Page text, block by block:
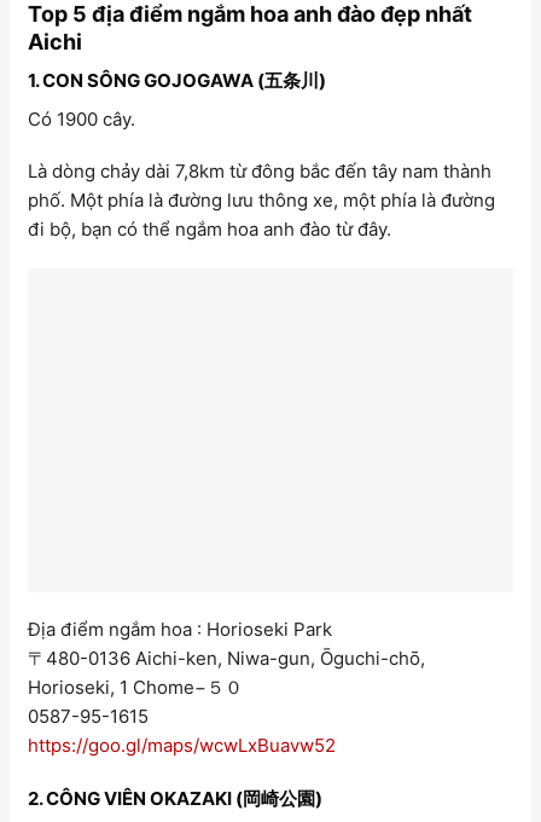
Top 5 địa điểm ngắm hoa anh đào đẹp nhất
Aichi
1. CON SÔNG GOJOGAWA (五条川)
Có 1900 cây.
Là dòng chảy dài 7,8km từ đông bắc đến tây nam thành
phố. Một phía là đường lưu thông xe, một phía là đường
đi bộ, bạn có thể ngắm hoa anh đào từ đây.
Địa điểm ngắm hoa : Horioseki Park
〒480-0136 Aichi-ken, Niwa-gun, Ōguchi-chō,
Horioseki, 1 Chome−５０
0587-95-1615
https://goo.gl/maps/wcwLxBuavw52
2. CÔNG VIÊN OKAZAKI (岡崎公園)